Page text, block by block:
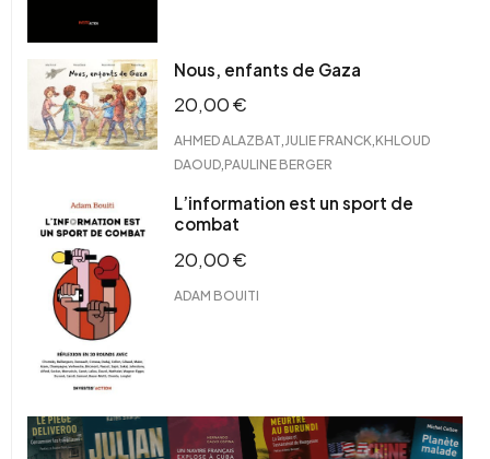
Nous, enfants de Gaza
20,00€
AHMED ALAZBAT JULIE FRANCK KHLOUD
DAOUD PAULINE BERGER
L’information est un sport de
combat
20,00€
ADAM BOUITI